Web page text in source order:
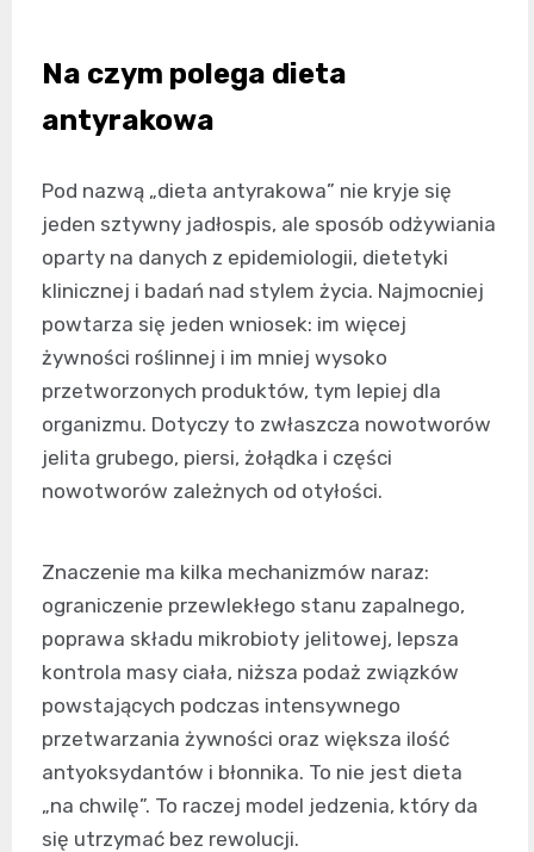
Na czym polega dieta
antyrakowa
Pod nazwą „dieta antyrakowa” nie kryje się
jeden sztywny jadłospis, ale sposób odżywiania
oparty na danych z epidemiologii, dietetyki
klinicznej i badań nad stylem życia. Najmocniej
powtarza się jeden wniosek: im więcej
żywności roślinnej i im mniej wysoko
przetworzonych produktów, tym lepiej dla
organizmu. Dotyczy to zwłaszcza nowotworów
jelita grubego, piersi, żołądka i części
nowotworów zależnych od otyłości.
Znaczenie ma kilka mechanizmów naraz:
ograniczenie przewlekłego stanu zapalnego,
poprawa składu mikrobioty jelitowej, lepsza
kontrola masy ciała, niższa podaż związków
powstających podczas intensywnego
przetwarzania żywności oraz większa ilość
antyoksydantów i błonnika. To nie jest dieta
„na chwilę”. To raczej model jedzenia, który da
się utrzymać bez rewolucji.